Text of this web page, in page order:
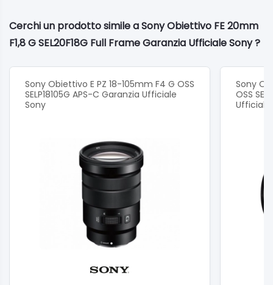
Cerchi un prodotto simile a Sony Obiettivo FE 20mm
F1,8 G SEL20F18G Full Frame Garanzia Ufficiale Sony ?
Sony Obiettivo E PZ 18-105mm F4 G OSS
SELP18105G APS-C Garanzia Ufficiale
Sony
Sony
OSS
Ufficiale